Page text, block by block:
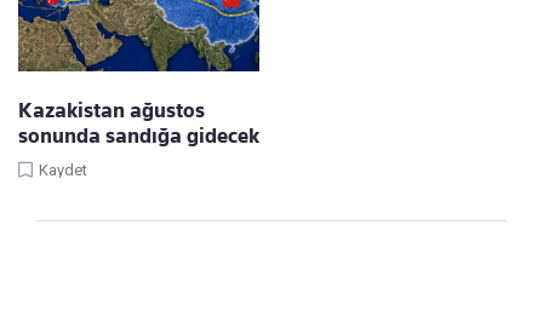
Kazakistan ağustos
sonunda sandığa gidecek
Kaydet